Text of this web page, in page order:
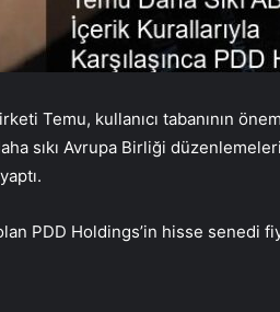
Temu, kullanıcı tabanının
sıkı Avrupa Birliği
PDD Holdings’in hisse senedi